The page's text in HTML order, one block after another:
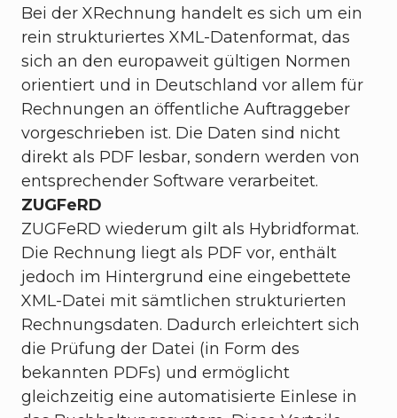
Bei der XRechnung handelt es sich um ein
rein strukturiertes XML-Datenformat, das
sich an den europaweit gültigen Normen
orientiert und in Deutschland vor allem für
Rechnungen an öffentliche Auftraggeber
vorgeschrieben ist. Die Daten sind nicht
direkt als PDF lesbar, sondern werden von
entsprechender Software verarbeitet.
ZUGFeRD
ZUGFeRD wiederum gilt als Hybridformat.
Die Rechnung liegt als PDF vor, enthält
jedoch im Hintergrund eine eingebettete
XML-Datei mit sämtlichen strukturierten
Rechnungsdaten. Dadurch erleichtert sich
die Prüfung der Datei (in Form des
bekannten PDFs) und ermöglicht
gleichzeitig eine automatisierte Einlese in